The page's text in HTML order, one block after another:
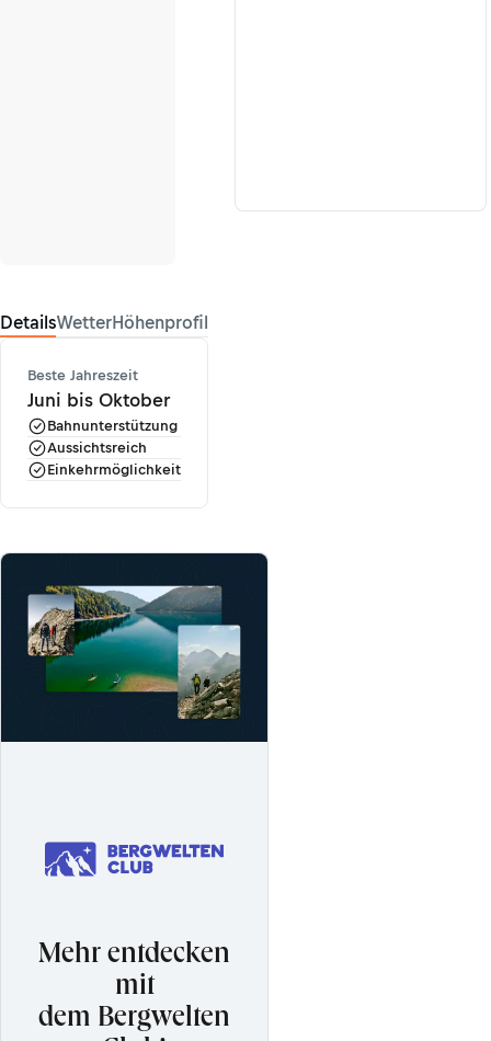
DetailsWetterHöhenprofil
Beste Jahreszeit
Juni bis Oktober
Bahnunterstützung
Aussichtsreich
Einkehrmöglichkeit
Mehr entdecken
mit
dem Bergwelten